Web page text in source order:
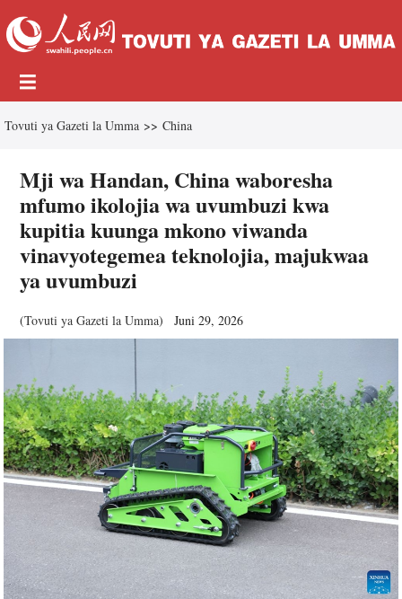
Tovuti ya Gazeti la Umma >> China
Mji wa Handan, China waboresha
mfumo ikolojia wa uvumbuzi kwa
kupitia kuunga mkono viwanda
vinavyotegemea teknolojia, majukwaa
ya uvumbuzi
(Tovuti ya Gazeti la Umma) Juni 29, 2026